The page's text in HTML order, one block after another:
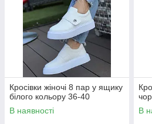
Кросівки жіночі 8 пар у ящику
білого кольору 36-40
В наявності
В